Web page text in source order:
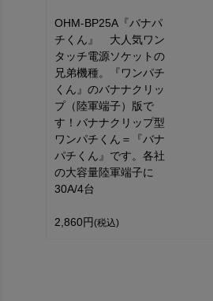
OHM-BP25A『バナパ
チくん』 大人気ワン
タッチ電源ソケットの
兄弟機種。『ワンパチ
くん』のバナナクリッ
プ（陸軍端子）版で
す！バナナクリップ型
ワンパチくん＝『バナ
パチくん』です。各社
の大容量陸軍端子に
30A/4台
2,860円 (税込)